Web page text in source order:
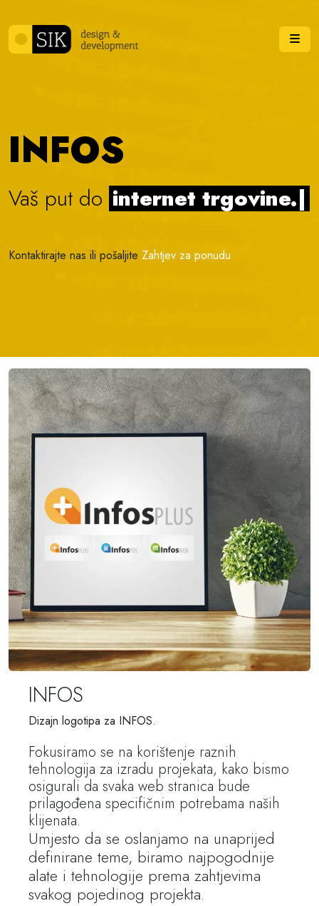
INFOS
Vaš put do internet trgovine.|
Kontaktirajte nas ili pošaljite Zahtjev za ponudu
INFOS
Dizajn logotipa za INFOS.
Fokusiramo se na korištenje raznih
tehnologija za izradu projekata, kako bismo
osigurali da svaka web stranica bude
prilagođena specifičnim potrebama naših
klijenata.
Umjesto da se oslanjamo na unaprijed
definirane teme, biramo najpogodnije
alate i tehnologije prema zahtjevima
svakog pojedinog projekta.